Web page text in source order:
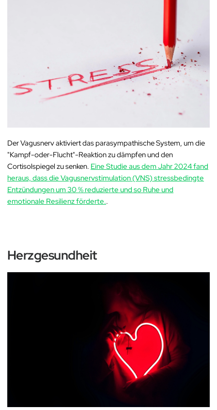
Der Vagusnerv aktiviert das parasympathische System, um die
"Kampf-oder-Flucht"-Reaktion zu dämpfen und den
Cortisolspiegel zu senken. Eine Studie aus dem Jahr 2024 fand
heraus, dass die Vagusnervstimulation (VNS) stressbedingte
Entzündungen um 30 % reduzierte und so Ruhe und
emotionale Resilienz förderte..
Herzgesundheit